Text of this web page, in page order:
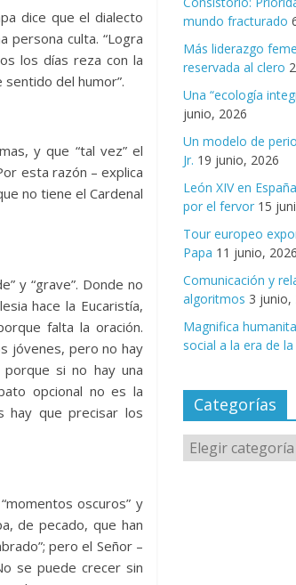
dice que el dialecto
persona culta. “Logra
los días reza con la
del humor”.
y que “tal vez” el
esta razón – explica
no tiene el Cardenal
y “grave”. Donde no
hace la Eucaristía,
falta la oración.
jóvenes, pero no hay
si no hay una
opcional no es la
hay que precisar los
oscuros” y
de pecado, que han
pero el Señor –
se puede crecer sin
mundo fracturado
Más liderazgo
reservada al clero
Una “ecología
junio, 2026
Un modelo de
Jr. 19 junio, 2026
León XIV en
por el fervor 15
Tour europeo
Papa 11 junio, 2026
Comunicación y
algoritmos 3 junio,
Magnifica
social a la era de la
Categorías